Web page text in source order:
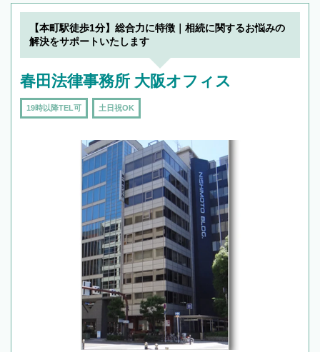
できます。また、相続は感情がからむ分野なの
でフィーリングも重要です。実際に電話や面談
で複数の弁護士と会話をしてウマが合う方に依
【本町駅徒歩1分】総合力に特徴｜相続に関するお悩みの
解決をサポートいたします
春田法律事務所 大阪オフィス
19時以降TEL可 土日祝OK